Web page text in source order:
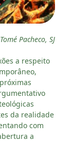
Pacheco, SJ
a respeito
da realidade
com
a